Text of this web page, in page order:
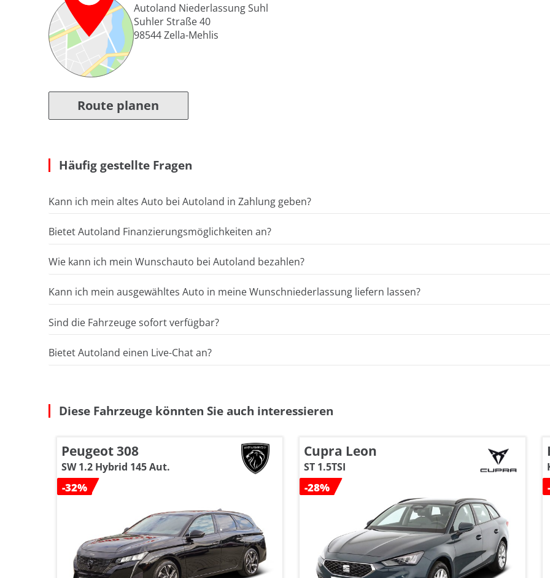
Autoland Niederlassung Suhl
Suhler Straße 40
98544Zella-Mehlis
Route planen
Häufig gestellte Fragen
Kann ich mein altes Auto bei Autoland in Zahlung geben?
Bietet Autoland Finanzierungsmöglichkeiten an?
Wie kann ich mein Wunschauto bei Autoland bezahlen?
Kann ich mein ausgewähltes Auto in meine Wunschniederlassung liefern lassen?
Sind die Fahrzeuge sofort verfügbar?
Bietet Autoland einen Live-Chat an?
Diese Fahrzeuge könnten Sie auch interessieren
Peugeot 308
SW 1.2 Hybrid 145 Aut.
-32%
Cupra Leon
ST 1.5TSI
-28%